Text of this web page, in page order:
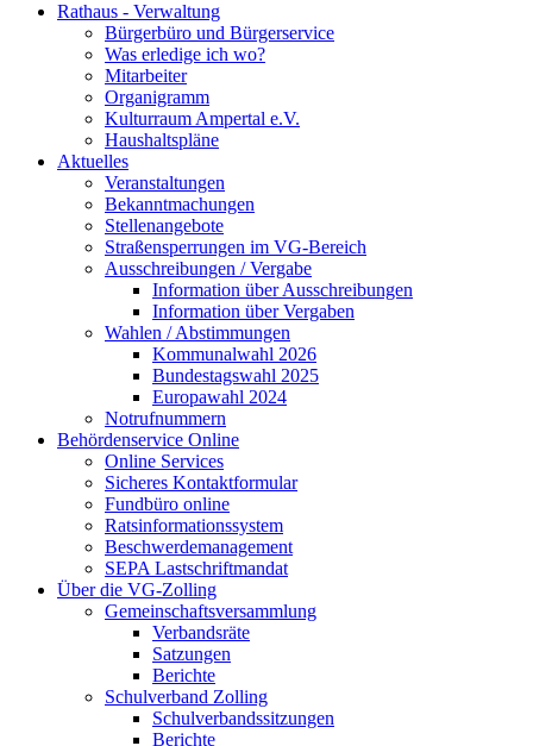
Rathaus - Verwaltung
Bürgerbüro und Bürgerservice
Was erledige ich wo?
Mitarbeiter
Organigramm
Kulturraum Ampertal e.V.
Haushaltspläne
Aktuelles
Veranstaltungen
Bekanntmachungen
Stellenangebote
Straßensperrungen im VG-Bereich
Ausschreibungen / Vergabe
Information über Ausschreibungen
Information über Vergaben
Wahlen / Abstimmungen
Kommunalwahl 2026
Bundestagswahl 2025
Europawahl 2024
Notrufnummern
Behördenservice Online
Online Services
Sicheres Kontaktformular
Fundbüro online
Ratsinformationssystem
Beschwerdemanagement
SEPA Lastschriftmandat
Über die VG-Zolling
Gemeinschaftsversammlung
Verbandsräte
Satzungen
Berichte
Schulverband Zolling
Schulverbandssitzungen
Berichte